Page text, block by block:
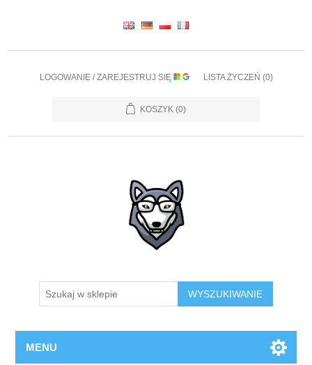
LOGOWANIE / ZAREJESTRUJ SIĘ LISTA ŻYCZEŃ (0)
KOSZYK (0)
WYSZUKIWANIE
MENU